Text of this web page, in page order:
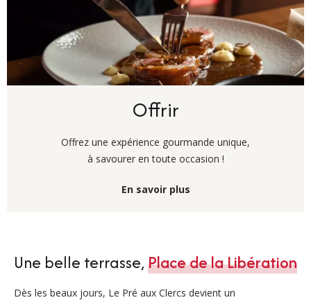
Offrir
Offrez une expérience gourmande unique,
à savourer en toute occasion !
En savoir plus
Une belle terrasse,Place de la Libération
Dès les beaux jours, Le Pré aux Clercs devient un